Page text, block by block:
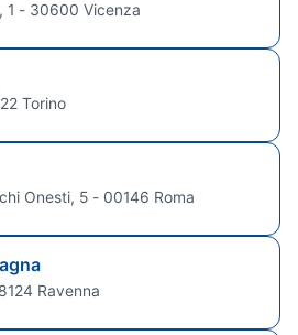
1 - 30600 Vicenza
Torino
Onesti, 5 - 00146 Roma
Ravenna